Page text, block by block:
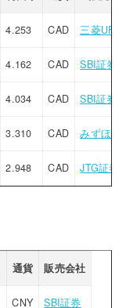
4.253 CAD 三菱UFJ
4.162 CAD SBI証券
4.034 CAD SBI証券
3.310 CAD みずほ証
2.948 CAD JTG証券
通貨 販売会社
CNY SBI証券